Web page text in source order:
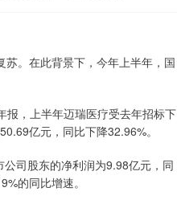
。在此背景下，今年上半年，国
，上半年迈瑞医疗受去年招标下
亿元，同比下降32.96%。
司股东的净利润为9.98亿元，同
的同比增速。